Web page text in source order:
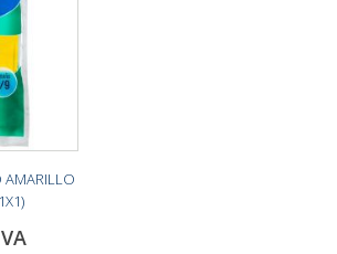
AMARILLO